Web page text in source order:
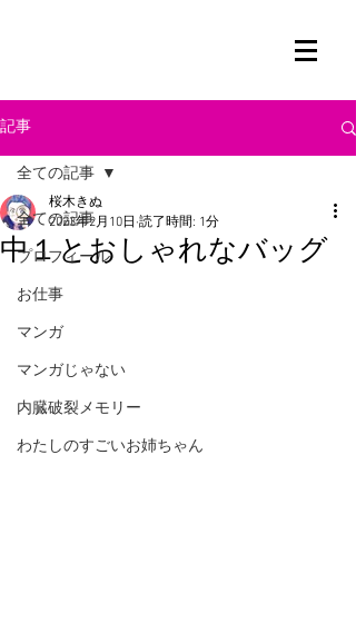
記事
全ての記事
プロフィール
お仕事
マンガ
マンガじゃない
内臓破裂メモリー
わたしのすごいお姉ちゃん
全ての記事
中１とおしゃれなバッグ
桜木きぬ
2023年2月10日 読了時間: 1分